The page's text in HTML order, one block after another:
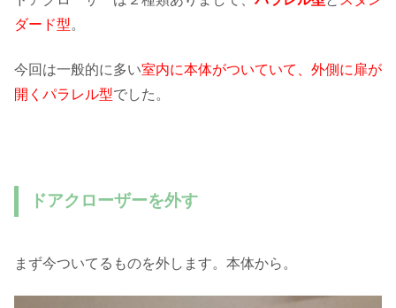
ダード型。
今回は一般的に多い室内に本体がついていて、外側に扉が
開くパラレル型でした。
ドアクローザーを外す
まず今ついてるものを外します。本体から。